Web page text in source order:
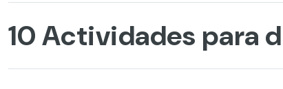
10 Actividades para